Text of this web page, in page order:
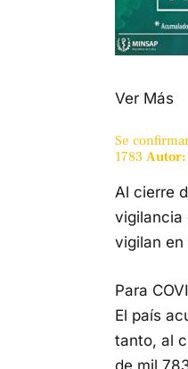
Ver Más
Se
1783 Autor:
Al cierre
vigilancia
vigilan en
Para
El país
tanto, al
de mil